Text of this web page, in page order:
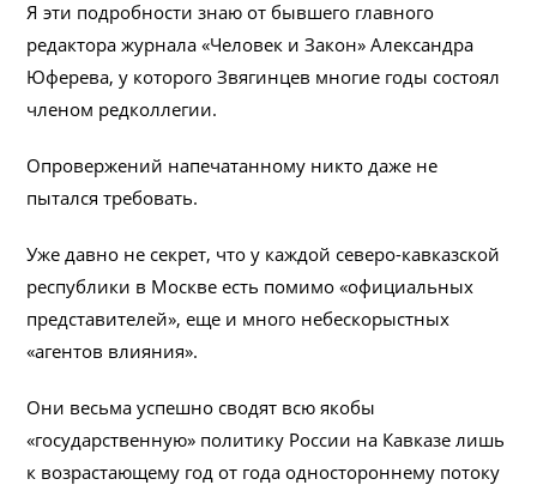
Я эти подробности знаю от бывшего главного
редактора журнала «Человек и Закон» Александра
Юферева, у которого Звягинцев многие годы состоял
членом редколлегии.
Опровержений напечатанному никто даже не
пытался требовать.
Уже давно не секрет, что у каждой северо-кавказской
республики в Москве есть помимо «официальных
представителей», еще и много небескорыстных
«агентов влияния».
Они весьма успешно сводят всю якобы
«государственную» политику России на Кавказе лишь
к возрастающему год от года одностороннему потоку